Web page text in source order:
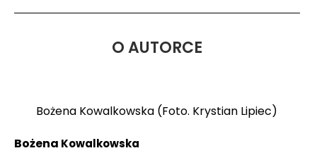
O AUTORCE
Bożena Kowalkowska (Foto. Krystian Lipiec)
Bożena Kowalkowska